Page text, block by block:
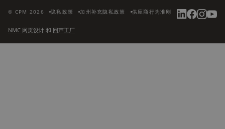
© CPM 2026 隐私政策 加州补充隐私政策 供应商行为准则
NMC 网页设计 和 回声工厂